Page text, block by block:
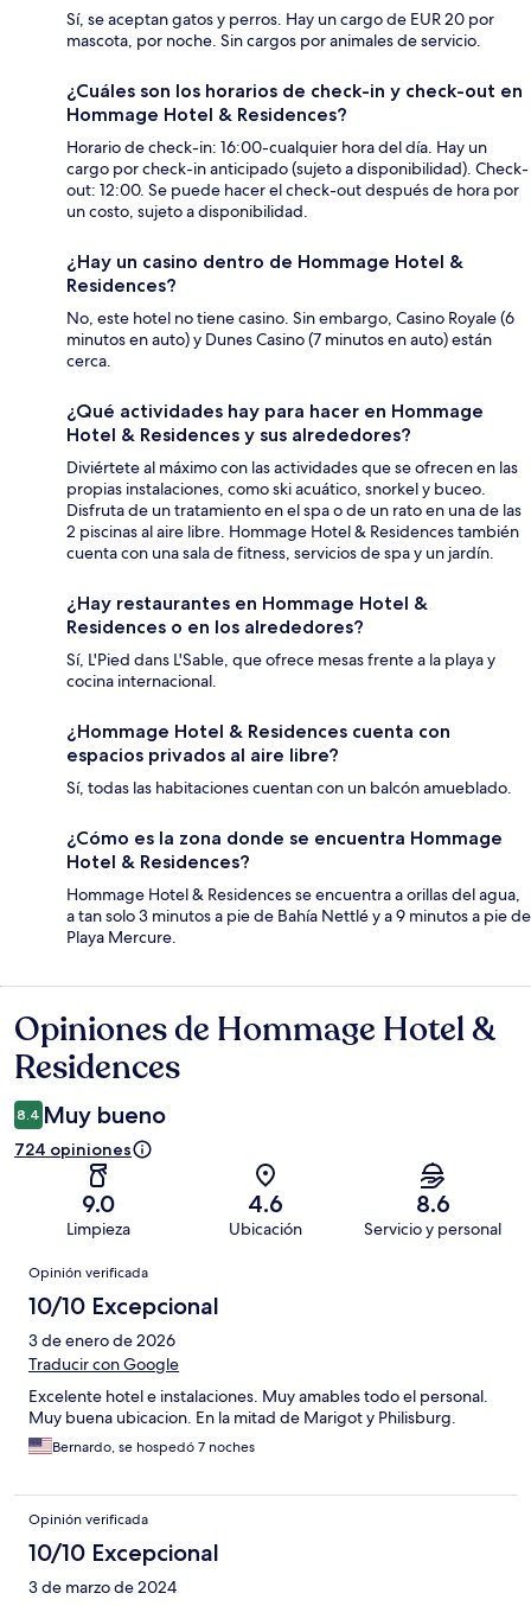
Sí, se aceptan gatos y perros. Hay un cargo de EUR 20 por
mascota, por noche. Sin cargos por animales de servicio.
¿Cuáles son los horarios de check-in y check-out en
Hommage Hotel & Residences?
Horario de check-in: 16:00-cualquier hora del día. Hay un
cargo por check-in anticipado (sujeto a disponibilidad). Check-
out: 12:00. Se puede hacer el check-out después de hora por
un costo, sujeto a disponibilidad.
¿Hay un casino dentro de Hommage Hotel &
Residences?
No, este hotel no tiene casino. Sin embargo, Casino Royale (6
minutos en auto) y Dunes Casino (7 minutos en auto) están
cerca.
¿Qué actividades hay para hacer en Hommage
Hotel & Residences y sus alrededores?
Diviértete al máximo con las actividades que se ofrecen en las
propias instalaciones, como ski acuático, snorkel y buceo.
Disfruta de un tratamiento en el spa o de un rato en una de las
2 piscinas al aire libre. Hommage Hotel & Residences también
cuenta con una sala de fitness, servicios de spa y un jardín.
¿Hay restaurantes en Hommage Hotel &
Residences o en los alrededores?
Sí, L'Pied dans L'Sable, que ofrece mesas frente a la playa y
cocina internacional.
¿Hommage Hotel & Residences cuenta con
espacios privados al aire libre?
Sí, todas las habitaciones cuentan con un balcón amueblado.
¿Cómo es la zona donde se encuentra Hommage
Hotel & Residences?
Hommage Hotel & Residences se encuentra a orillas del agua,
a tan solo 3 minutos a pie de Bahía Nettlé y a 9 minutos a pie de
Playa Mercure.
Opiniones
Opiniones de Hommage Hotel &
Residences
8.4 Muy bueno
724 opiniones
9.0
Limpieza
4.6
Ubicación
8.6
Servicio y personal
Opiniones
Opinión verificada
10/10 Excepcional
3 de enero de 2026
Traducir con Google
Excelente hotel e instalaciones. Muy amables todo el personal.
Muy buena ubicacion. En la mitad de Marigot y Philisburg.
Bernardo, se hospedó 7 noches
Opinión verificada
10/10 Excepcional
3 de marzo de 2024